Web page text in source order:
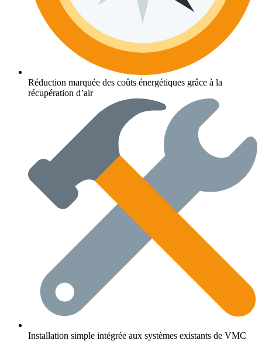
Réduction marquée des coûts énergétiques grâce à la
récupération d’air
Installation simple intégrée aux systèmes existants de VMC